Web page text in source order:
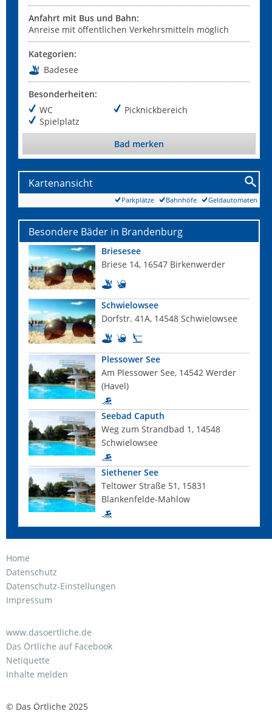
Anfahrt mit Bus und Bahn:
Anreise mit öffentlichen Verkehrsmitteln möglich
Kategorien:
Badesee
Besonderheiten:
WC
Spielplatz
Picknickbereich
Bad merken
Kartenansicht
Geldautomaten
Bahnhöfe
Parkplätze
Besondere Bäder in Brandenburg
Briesesee
Briese 14, 16547 Birkenwerder
Schwielowsee
Dorfstr. 41A, 14548 Schwielowsee
Plessower See
Am Plessower See, 14542 Werder
(Havel)
Seebad Caputh
Weg zum Strandbad 1, 14548
Schwielowsee
Siethener See
Teltower Straße 51, 15831
Blankenfelde-Mahlow
Home
Datenschutz
Datenschutz-Einstellungen
Impressum
www.dasoertliche.de
Das Örtliche auf Facebook
Netiquette
Inhalte melden
© Das Örtliche 2025